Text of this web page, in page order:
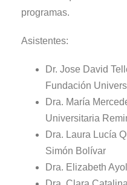
programas.
Asistentes:
Dr. Jose David
Fundación
Dra. María
Universitaria
Dra. Laura Lucía
Simón Bolívar
Dra. Elizabeth